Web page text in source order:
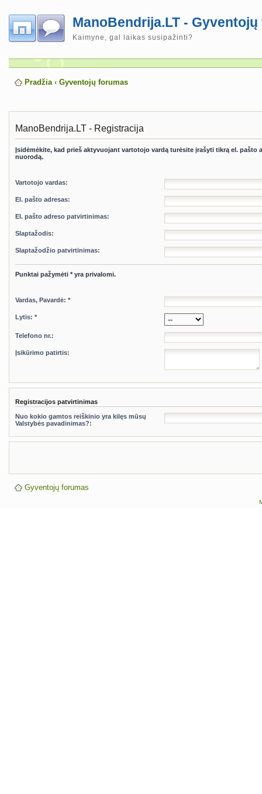
ManoBendrija.LT -
Kaimyne, gal laikas susipažinti?
Pradžia ‹ Gyventojų forumas
ManoBendrija.LT - Registracija
Įsidėmėkite, kad prieš aktyvuojant vartotojo vardą turėsite įrašyti tikrą el.
nuorodą.
Vartotojo vardas:
El. pašto adresas:
El. pašto adreso patvirtinimas:
Slaptažodis:
Slaptažodžio patvirtinimas:
Punktai pažymėti * yra privalomi.
Vardas, Pavardė: *
Lytis: *
Telefono nr.:
Įsikūrimo patirtis:
Registracijos patvirtinimas
Nuo kokio gamtos reiškinio yra kilęs mūsų
Valstybės pavadinimas?:
Gyventojų forumas